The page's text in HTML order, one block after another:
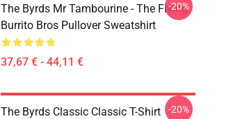
The Byrds Mr Tambourine - The Flying
Burrito Bros Pullover Sweatshirt
37,67 € - 44,11 €
-20%
The Byrds Classic Classic T-Shirt -20%